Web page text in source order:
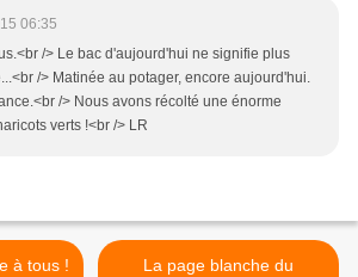
06:35
/> Le bac d'aujourd'hui ne signifie plus
/> Matinée au potager, encore aujourd'hui.
/> Nous avons récolté une énorme
verts !<br /> LR
à tous !
La page blanche du